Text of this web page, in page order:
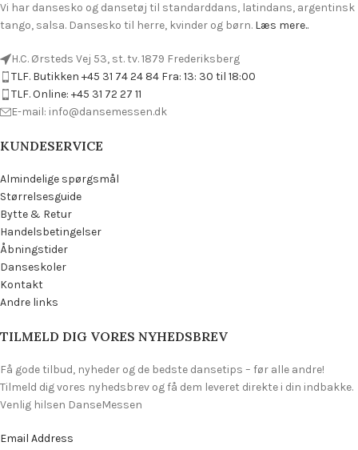
Vi har dansesko og dansetøj til standarddans, latindans, argentinsk
tango, salsa. Dansesko til herre, kvinder og børn. Læs mere..
H.C. Ørsteds Vej 53, st. tv. 1879 Frederiksberg
TLF. Butikken +45 31 74 24 84 Fra: 13: 30 til 18:00
TLF. Online: +45 31 72 27 11
E-mail: info@dansemessen.dk
KUNDESERVICE
Almindelige spørgsmål
Størrelsesguide
Bytte & Retur
Handelsbetingelser
Åbningstider
Danseskoler
Kontakt
Andre links
TILMELD DIG VORES NYHEDSBREV
Få gode tilbud, nyheder og de bedste dansetips – før alle andre!
Tilmeld dig vores nyhedsbrev og få dem leveret direkte i din indbakke.
Venlig hilsen DanseMessen
Email Address